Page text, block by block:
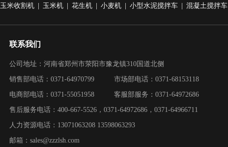
玉米收割机 玉米机 花生机 小麦机 小型水泥搅拌车 混凝土搅拌车
联系我们
公司地址：河南省郑州市荥阳市豫龙镇310国道北侧
销售部电话：0371-64970799 市场部电话：0371-68153118
电商部电话：0371-55051958 客服部服务：0371-64972686
售后服务电话：400-667-5526，0371-64972686，0371-64966711
人力资源电话：13071063208 13598063293
邮箱：sales@zzzlsh.com